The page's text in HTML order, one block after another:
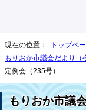
現在の位置： トップペ
もりおか市議会だより（
定例会（235号）
もりおか市議